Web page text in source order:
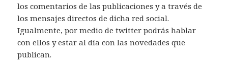
los comentarios de las publicaciones y a través de
los mensajes directos de dicha red social.
Igualmente, por medio de twitter podrás hablar
con ellos y estar al día con las novedades que
publican.